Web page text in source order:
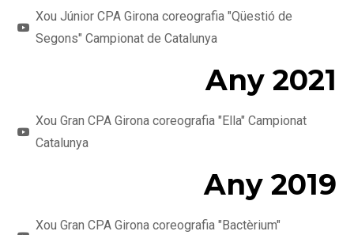
Xou Júnior CPA Girona coreografia "Qüestió de
Segons" Campionat de Catalunya
Any 2021
Xou Gran CPA Girona coreografia "Ella" Campionat
Catalunya
Any 2019
Xou Gran CPA Girona coreografia "Bactèrium"